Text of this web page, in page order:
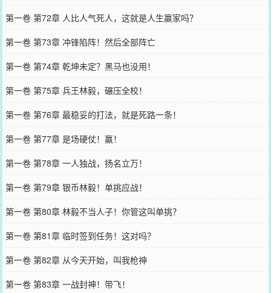
第一卷 第72章 人比人气死人，这就是人生赢家吗？
第一卷 第73章 冲锋陷阵！然后全部阵亡
第一卷 第74章 乾坤未定？黑马也没用！
第一卷 第75章 兵王林毅，碾压全校！
第一卷 第76章 最稳妥的打法，就是死路一条！
第一卷 第77章 是场硬仗！赢！
第一卷 第78章 一人独战，扬名立万！
第一卷 第79章 银币林毅！单挑应战！
第一卷 第80章 林毅不当人子！你管这叫单挑？
第一卷 第81章 临时签到任务！这对吗？
第一卷 第82章 从今天开始，叫我枪神
第一卷 第83章 一战封神！带飞！